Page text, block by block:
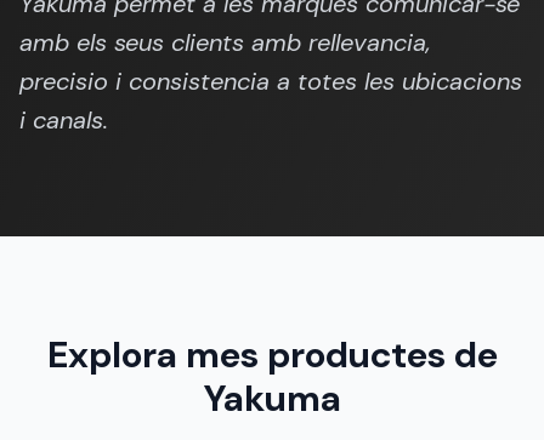
amb els seus clients amb rellevancia,
precisio i consistencia a totes les ubicacions
i canals.
Explora mes productes de
Yakuma